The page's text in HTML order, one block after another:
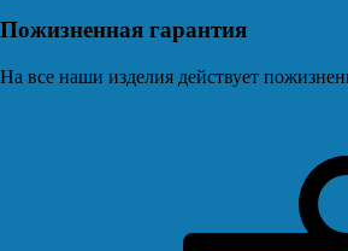
Пожизненная гарантия
На все наши изделия действует